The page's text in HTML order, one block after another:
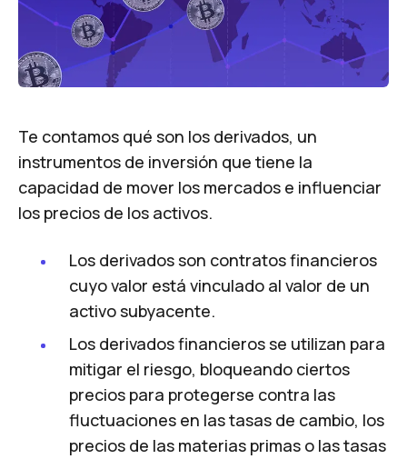
Te contamos qué son los derivados, un
instrumentos de inversión que tiene la
capacidad de mover los mercados e influenciar
los precios de los activos.
Los derivados son contratos financieros
cuyo valor está vinculado al valor de un
activo subyacente.
Los derivados financieros se utilizan para
mitigar el riesgo, bloqueando ciertos
precios para protegerse contra las
fluctuaciones en las tasas de cambio, los
precios de las materias primas o las tasas